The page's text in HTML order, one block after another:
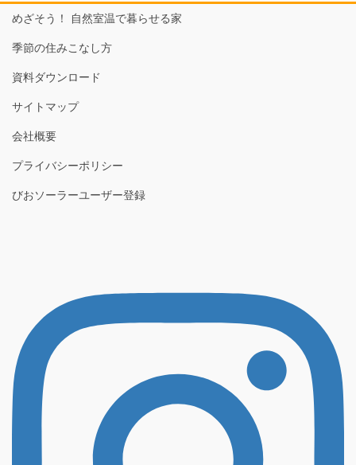
めざそう！ 自然室温で暮らせる家
季節の住みこなし方
資料ダウンロード
サイトマップ
会社概要
プライバシーポリシー
びおソーラーユーザー登録